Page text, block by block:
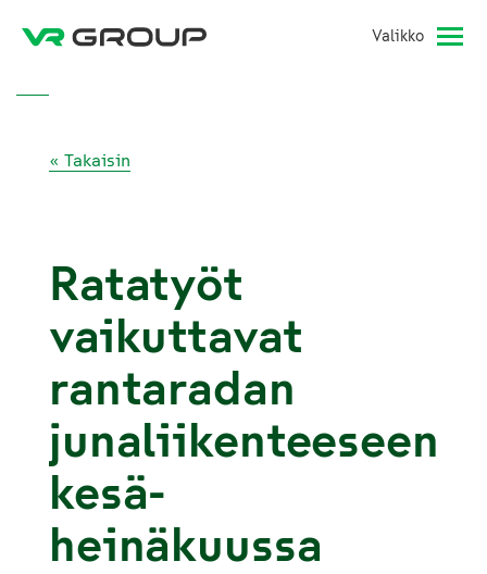
Valikko
« Takaisin
Ratatyöt
vaikuttavat
rantaradan
junaliikenteeseen
kesä-
heinäkuussa